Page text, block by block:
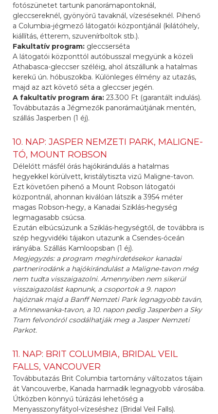
fotószünetet tartunk panorámapontoknál,
gleccsereknél, gyönyörű tavaknál, vízeséseknél. Pihenő
a Columbia-jégmező látogatói központjánál (kilátóhely,
kiállítás, étterem, szuvenírboltok stb.).
Fakultatív program: gleccserséta
A látogatói központtól autóbusszal megyünk a közeli
Athabasca-gleccser széléig, ahol átszállunk a hatalmas
kerekű ún. hóbuszokba. Különleges élmény az utazás,
majd az azt követő séta a gleccser jegén.
A fakultatív program ára:23.300 Ft (garantált indulás).
Továbbutazás a Jégmezők panorámaútjának mentén,
szállás Jasperben (1 éj).
10. NAP: JASPER NEMZETI PARK, MALIGNE-
TÓ, MOUNT ROBSON
Délelőtt másfél órás hajókirándulás a hatalmas
hegyekkel körülvett, kristálytiszta vizű Maligne-tavon.
Ezt követően pihenő a Mount Robson látogatói
központnál, ahonnan kiválóan látszik a 3954 méter
magas Robson-hegy, a Kanadai Sziklás-hegység
legmagasabb csúcsa.
Ezután elbúcsúzunk a Sziklás-hegységtől, de továbbra is
szép hegyvidéki tájakon utazunk a Csendes-óceán
irányába. Szállás Kamloopsban (1 éj).
Megjegyzés: a program meghirdetésekor kanadai
partnerirodánk a hajókirándulást a Maligne-tavon még
nem tudta visszaigazolni. Amennyiben nem sikerül
visszaigazolást kapnunk, a csoportok a 9. napon
hajóznak majd a Banff Nemzeti Park legnagyobb taván,
a Minnewanka-tavon, a 10. napon pedig Jasperben a Sky
Tram felvonóról csodálhatják meg a Jasper Nemzeti
Parkot.
11. NAP: BRIT COLUMBIA, BRIDAL VEIL
FALLS, VANCOUVER
Továbbutazás Brit Columbia tartomány változatos tájain
át Vancouverbe, Kanada harmadik legnagyobb városába.
Útközben könnyű túrázási lehetőség a
Menyasszonyfátyol-vízeséshez (Bridal Veil Falls).